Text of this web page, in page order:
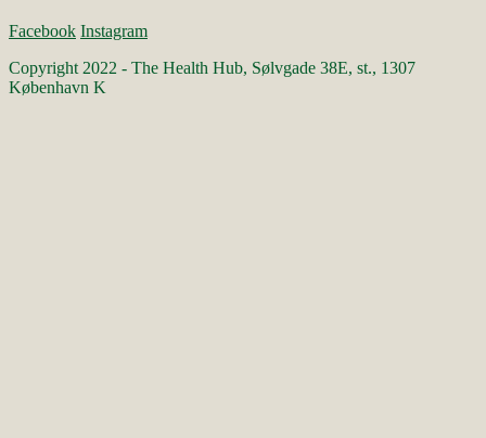
Facebook Instagram
Copyright 2022 - The Health Hub, Sølvgade 38E, st., 1307
København K